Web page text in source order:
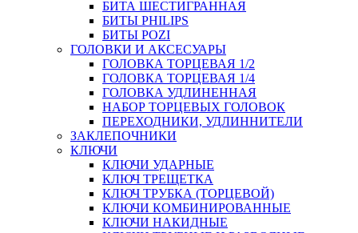
БИТА ШЕСТИГРАННАЯ
БИТЫ PHILIPS
БИТЫ POZI
ГОЛОВКИ И АКСЕСУАРЫ
ГОЛОВКА ТОРЦЕВАЯ 1/2
ГОЛОВКА ТОРЦЕВАЯ 1/4
ГОЛОВКА УДЛИНЕННАЯ
НАБОР ТОРЦЕВЫХ ГОЛОВОК
ПЕРЕХОДНИКИ, УДЛИННИТЕЛИ
ЗАКЛЕПОЧНИКИ
КЛЮЧИ
КЛЮЧИ УДАРНЫЕ
КЛЮЧ ТРЕЩЕТКА
КЛЮЧ ТРУБКА (ТОРЦЕВОЙ)
КЛЮЧИ КОМБИНИРОВАННЫЕ
КЛЮЧИ НАКИДНЫЕ